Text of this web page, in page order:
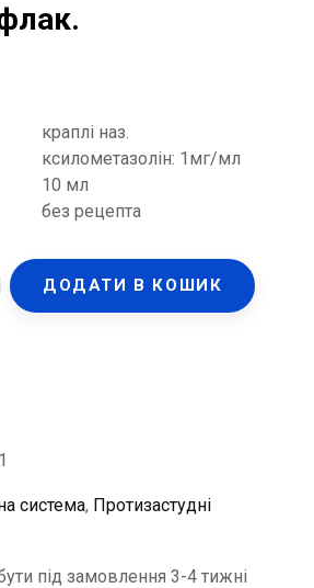
краплі наз.
ксилометазолін: 1мг/мл
10 мл
без рецепта
ДОДАТИ В КОШИК
система, Протизастудні
під замовлення 3-4 тижні